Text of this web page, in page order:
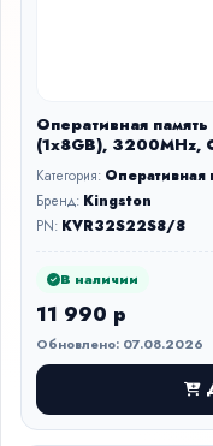
Оперативная
(1x8GB), 3200MHz,
Категория: Оперативная
Бренд: Kingston
PN: KVR32S22S8/8
В наличии
11 990 р
Обновлено: 07.08.2026